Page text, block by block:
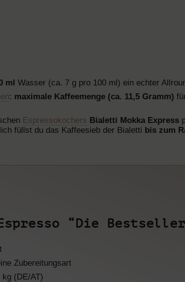
ml Wasser (ca. 7 g pro 100 ml) ein echter
: maximale Kaffeemenge (ca. 11,5 Gramm)
Espressokochers Bialetti Mokka Express
füllst du das Kaffeesieb der Bialetti bis zum
“Die
Zubereitungsart
(DE/AT)